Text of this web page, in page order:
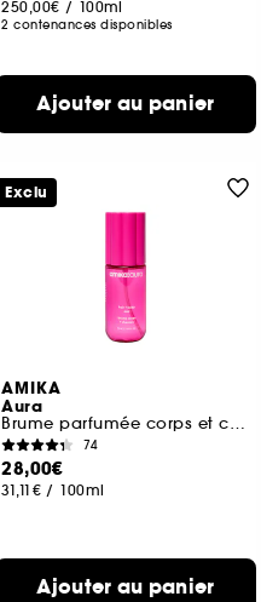
250,00€ / 100ml
2 contenances disponibles
Ajouter au panier
AMIKA
Aura
Brume parfumée corps et cheveux
74
28,00€
31,11€ / 100ml
Ajouter au panier
Exclu